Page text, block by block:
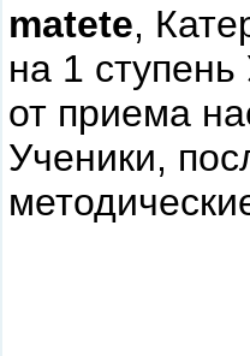
matete,
на 1
от приема
Ученики,